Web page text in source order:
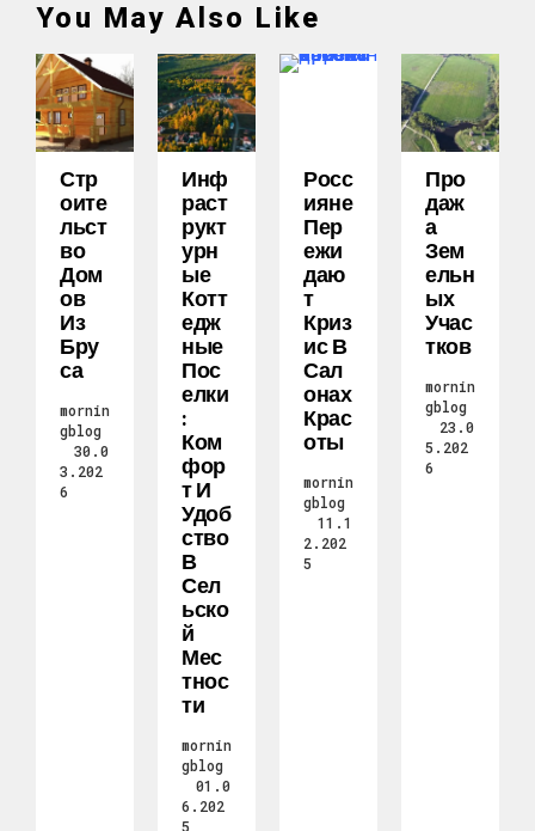
You May Also Like
Стр
Оите
Льст
Во
Дом
Ов
Из
Бру
Са
mornin
gblog
30.0
3.202
6
Инф
Раст
Рукт
Урн
Ые
Котт
Едж
Ные
Пос
Елки
:
Ком
Фор
Т И
Удоб
Ство
В
Сел
Ьско
Й
Мес
Тнос
Ти
mornin
gblog
01.0
6.202
5
Росс
Ияне
Пер
Ежи
Даю
Т
Криз
Ис В
Сал
Онах
Крас
Оты
mornin
gblog
11.1
2.202
5
Про
Даж
А
Зем
Ельн
Ых
Учас
Тков
mornin
gblog
23.0
5.202
6